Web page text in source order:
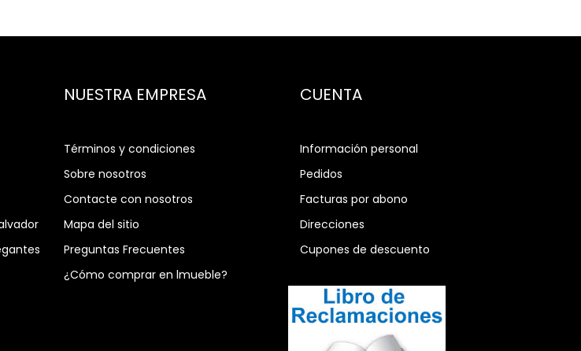
NUESTRA EMPRESA
Términos y condiciones
Sobre nosotros
Contacte con nosotros
Mapa del sitio
Preguntas Frecuentes
¿Cómo comprar en lmueble?
CUENTA
Información personal
Pedidos
Facturas por abono
Direcciones
Cupones de descuento